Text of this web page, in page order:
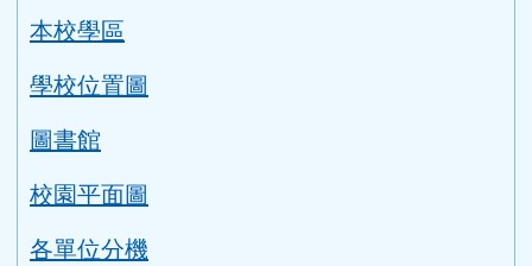
本校學區
學校位置圖
圖書館
校園平面圖
各單位分機